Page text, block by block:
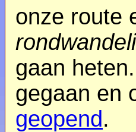
onze route
gaan
gegaan en
geopend.